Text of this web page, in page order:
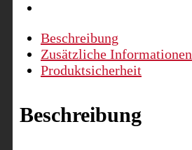
Beschreibung
Zusätzliche Informationen
Produktsicherheit
Beschreibung